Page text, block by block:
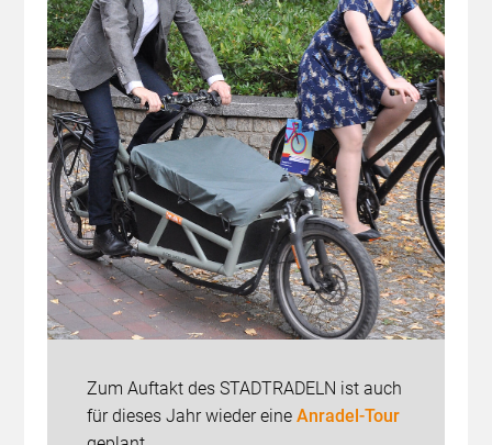
Zum Auftakt des STADTRADELN ist auch
für dieses Jahr wieder eine Anradel-Tour